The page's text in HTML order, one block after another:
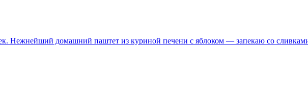
Нежнейший домашний паштет из куриной печени с яблоком — запекаю со